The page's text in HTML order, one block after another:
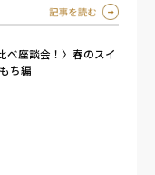
べ座談会！〉春のスイ
ち編